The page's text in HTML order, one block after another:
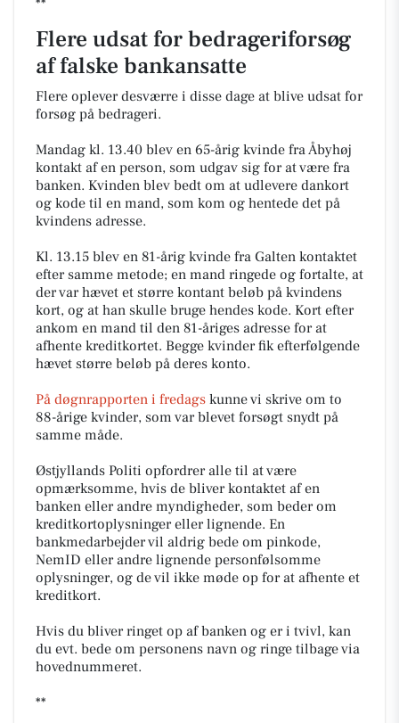
Flere udsat for bedrageriforsøg
af falske bankansatte
Flere oplever desværre i disse dage at blive udsat for
forsøg på bedrageri.
Mandag kl. 13.40 blev en 65-årig kvinde fra Åbyhøj
kontakt af en person, som udgav sig for at være fra
banken. Kvinden blev bedt om at udlevere dankort
og kode til en mand, som kom og hentede det på
kvindens adresse.
Kl. 13.15 blev en 81-årig kvinde fra Galten kontaktet
efter samme metode; en mand ringede og fortalte, at
der var hævet et større kontant beløb på kvindens
kort, og at han skulle bruge hendes kode. Kort efter
ankom en mand til den 81-åriges adresse for at
afhente kreditkortet. Begge kvinder fik efterfølgende
hævet større beløb på deres konto.
På døgnrapporten i fredags kunne vi skrive om to
88-årige kvinder, som var blevet forsøgt snydt på
samme måde.
Østjyllands Politi opfordrer alle til at være
opmærksomme, hvis de bliver kontaktet af en
banken eller andre myndigheder, som beder om
kreditkortoplysninger eller lignende. En
bankmedarbejder vil aldrig bede om pinkode,
NemID eller andre lignende personfølsomme
oplysninger, og de vil ikke møde op for at afhente et
kreditkort.
Hvis du bliver ringet op af banken og er i tvivl, kan
du evt. bede om personens navn og ringe tilbage via
hovednummeret.
**